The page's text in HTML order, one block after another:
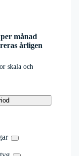
månad
årligen
skala och